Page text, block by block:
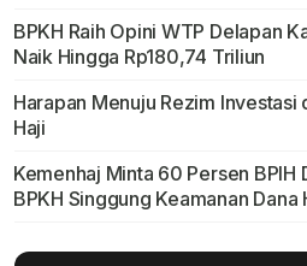
BPKH Raih Opini WTP Delapan
Naik Hingga Rp180,74 Triliun
Harapan Menuju Rezim Investasi
Haji
Kemenhaj Minta 60 Persen BPIH
BPKH Singgung Keamanan Dana